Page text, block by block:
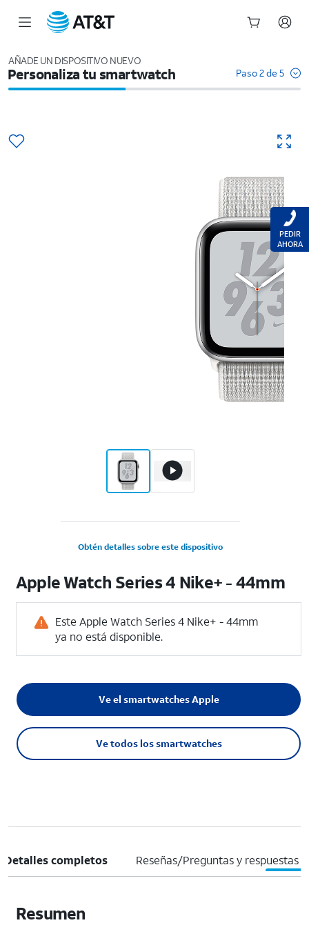
AÑADE UN DISPOSITIVO NUEVO
Personaliza tu smartwatch Paso 2 de 5
Obtén detalles sobre este dispositivo
Apple Watch Series 4 Nike+ - 44mm
Este Apple Watch Series 4 Nike+ - 44mm
ya no está disponible.
Ve todos los smartwatches
Ve el smartwatches Apple
Detalles completos Reseñas/Preguntas y respuestas
Resumen
PEDIR
AHORA